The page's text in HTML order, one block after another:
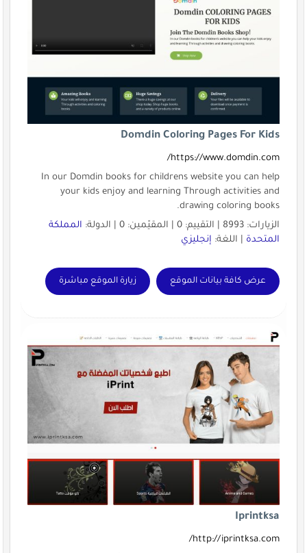
Domdin Coloring Pages For Kids
https://www.domdin.com/
In our Domdin books for childrens website you can help
your kids enjoy and learning Through activities and
drawing coloring books.
الزيارات: 8993 | التقييم: 0 | المقيّمين: 0 | الدولة:
المملكة
المتحدة| اللغة: إنجليزي
عرض كافة بيانات الموقع زيارة الموقع مباشرة
Iprintksa
http://iprintksa.com/